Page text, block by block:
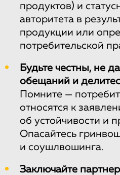
продуктов) и
авторитета в
продукции или
потребительской
Будьте честны, не
обещаний и
Помните —
относятся к
об устойчивости и
Опасайтесь
и соушлвошинга.
Заключайте